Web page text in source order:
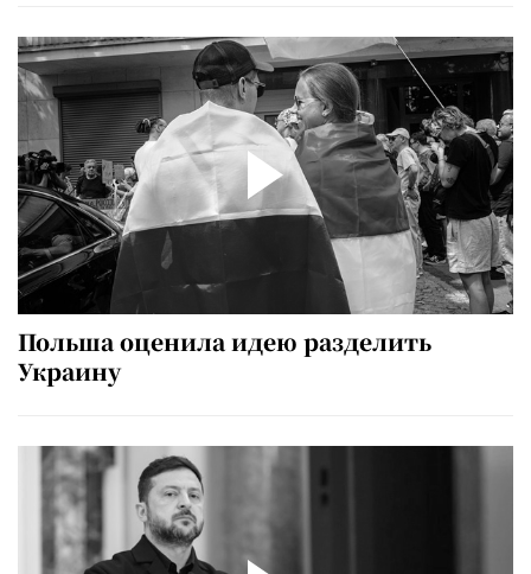
Польша оценила идею разделить
Украину